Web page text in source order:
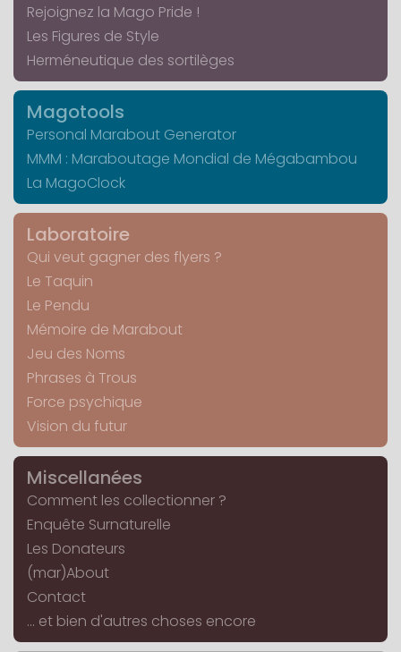
Rejoignez la Mago Pride !
Les Figures de Style
Herméneutique des sortilèges
Magotools
Personal Marabout Generator
MMM : Maraboutage Mondial de Mégabambou
La MagoClock
Laboratoire
Qui veut gagner des flyers ?
Le Taquin
Le Pendu
Mémoire de Marabout
Jeu des Noms
Phrases à Trous
Force psychique
Vision du futur
Miscellanées
Comment les collectionner ?
Enquête Surnaturelle
Les Donateurs
(mar)About
Contact
... et bien d'autres choses encore